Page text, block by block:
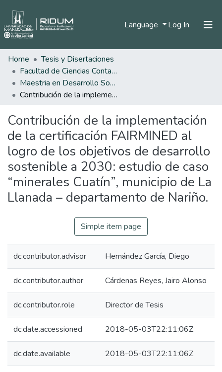
Language Log In (current)
Statistics
Home
Tesis y Disertaciones
Facultad de Ciencias Contables Económicas y Administrativas
Maestria en Desarrollo Sostenible y Medio Ambiente
Contribución de la implementación de la certificación FAIRMINED al logro de los objetivos de desarrollo sostenible a 2030: estudio de caso “minerales Cuatín”, municipio de La Llanada – departamento de Nariño.
Contribución de la implementación
de la certificación FAIRMINED al
logro de los objetivos de desarrollo
sostenible a 2030: estudio de caso
“minerales Cuatín”, municipio de La
Llanada – departamento de Nariño.
Simple item page
dc.contributor.advisor Hernández García, Diego
dc.contributor.author Cárdenas Reyes, Jairo Alonso
dc.contributor.role Director de Tesis
dc.date.accessioned 2018-05-03T22:11:06Z
dc.date.available 2018-05-03T22:11:06Z